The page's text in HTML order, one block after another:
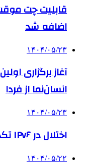
قابلیت چت
اضافه شد
۱۴۰۴/۰۵/۲۳
آغاز برگزاری
انسان‌نما از فردا
۱۴۰۴/۰۵/۲۳
اختلال در IPv۶ تکذیب شد
۱۴۰۴/۰۵/۲۲